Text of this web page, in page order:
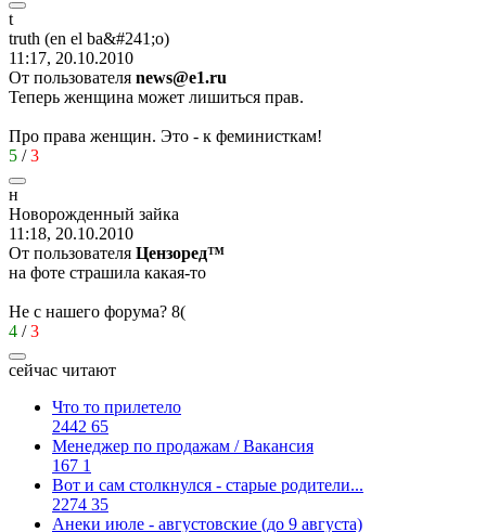
t
truth (en el ba&#241;o)
11:17, 20.10.2010
От пользователя news@e1.ru
Теперь женщина может лишиться прав.
Про права женщин. Это - к феминисткам!
5 /3
н
Новорожденный зайка
11:18, 20.10.2010
От пользователя Цензоред™
на фоте страшила какая-то
Не с нашего форума? 8(
4 /3
сейчас читают
Что то прилетело
2442 65
Менеджер по продажам / Вакансия
167 1
Вот и сам столкнулся - старые родители...
2274 35
Анеки июле - августовские (до 9 августа)